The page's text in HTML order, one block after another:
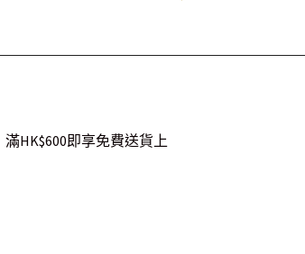
HK$600即享免費送貨上